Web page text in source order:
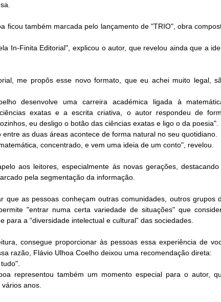
ficou também marcada pelo lançamento de "TRIO", obra
In-Finita Editorial", explicou o autor, que revelou ainda que a
me propôs esse novo formato, que eu achei muito legal,
desenvolve uma carreira académica ligada à
exatas e a escrita criativa, o autor respondeu de
eu desligo o botão das ciências exatas e ligo o da poesia".
as duas áreas acontece de forma natural no seu quotidiano.
concentrado, e vem uma ideia de um conto", revelou.
aos leitores, especialmente às novas gerações,
pela segmentação da informação.
que as pessoas conheçam outras comunidades, outros grupos
"entrar numa certa variedade de situações" que
para a “diversidade intelectual e cultural” das sociedades.
consegue proporcionar às pessoas essa experiência de
razão, Flávio Ulhoa Coelho deixou uma recomendação direta:
representou também um momento especial para o autor,
anos.